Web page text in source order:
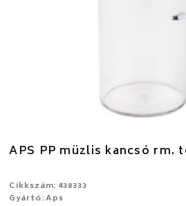
APS PP müzlis kancsó rm.
Cikkszám: 438333
Gyártó: Aps